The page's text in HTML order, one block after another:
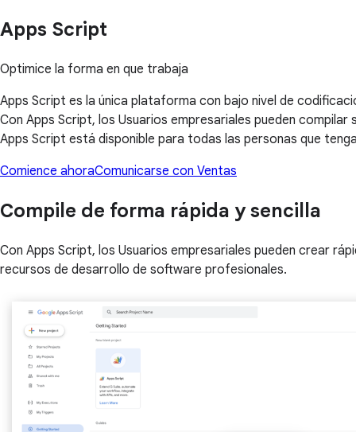
Apps Script
Optimice la forma en que trabaja
Apps Script es la única plataforma con bajo nivel de
Con Apps Script, los Usuarios empresariales pueden
Apps Script está disponible para todas las personas que
Comience ahoraComunicarse con Ventas
Compile de forma rápida y sencilla
Con Apps Script, los Usuarios empresariales pueden crear
recursos de desarrollo de software profesionales.